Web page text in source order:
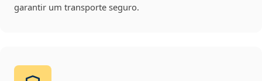
garantir um transporte seguro.